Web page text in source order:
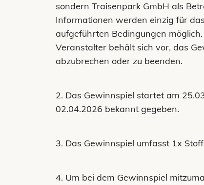
sondern Traisenpark GmbH als
Informationen werden einzig für
aufgeführten Bedingungen
Veranstalter behält sich vor, das
abzubrechen oder zu beenden.
2. Das Gewinnspiel startet am
02.04.2026 bekannt gegeben.
3. Das Gewinnspiel umfasst 1x
4. Um bei dem Gewinnspiel